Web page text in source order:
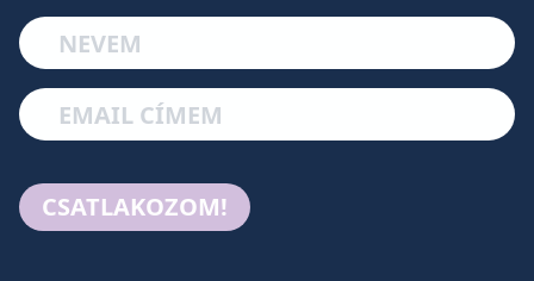
CSATLAKOZOM!